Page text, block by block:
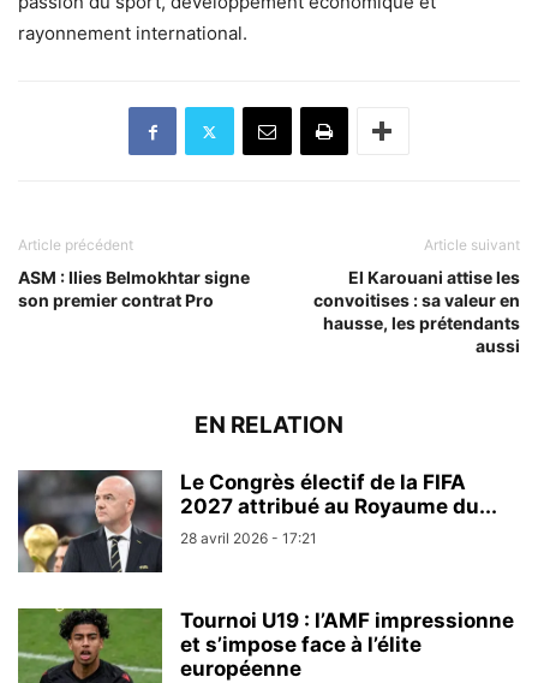
rayonnement international.
Article précédent
ASM : Ilies Belmokhtar signe
son premier contrat Pro
Article suivant
El Karouani attise les
convoitises : sa valeur en
hausse, les prétendants
aussi
EN RELATION
Le Congrès électif de la FIFA
2027 attribué au Royaume du...
28 avril 2026 - 17:21
Tournoi U19 : l’AMF impressionne
et s’impose face à l’élite
européenne